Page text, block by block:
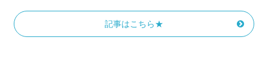
記事はこちら★